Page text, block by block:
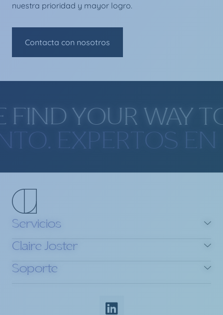
nuestra prioridad y mayor logro.
Contacta con nosotros
YOUR WAY
EXPERTOS
Servicios
Claire Joster
Soporte